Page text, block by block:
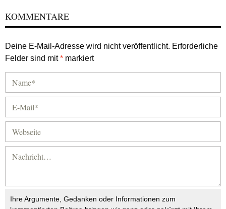
KOMMENTARE
Deine E-Mail-Adresse wird nicht veröffentlicht. Erforderliche
Felder sind mit* markiert
Ihre Argumente, Gedanken oder Informationen zum